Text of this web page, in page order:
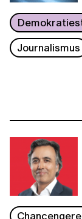
Journalismus